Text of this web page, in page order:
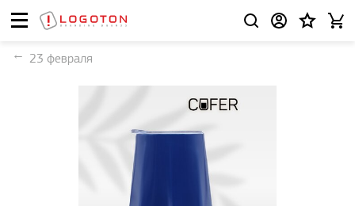
23 февраля